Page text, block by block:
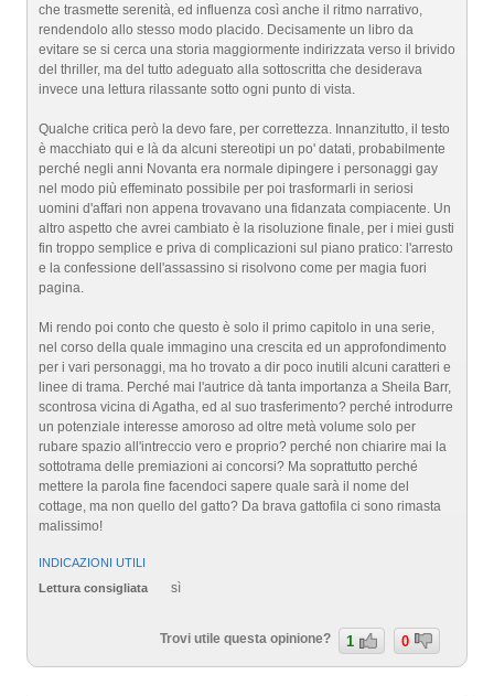
che trasmette serenità, ed influenza così anche il ritmo narrativo,
rendendolo allo stesso modo placido. Decisamente un libro da
evitare se si cerca una storia maggiormente indirizzata verso il brivido
del thriller, ma del tutto adeguato alla sottoscritta che desiderava
invece una lettura rilassante sotto ogni punto di vista.
Qualche critica però la devo fare, per correttezza. Innanzitutto, il testo
è macchiato qui e là da alcuni stereotipi un po' datati, probabilmente
perché negli anni Novanta era normale dipingere i personaggi gay
nel modo più effeminato possibile per poi trasformarli in seriosi
uomini d'affari non appena trovavano una fidanzata compiacente. Un
altro aspetto che avrei cambiato è la risoluzione finale, per i miei gusti
fin troppo semplice e priva di complicazioni sul piano pratico: l'arresto
e la confessione dell'assassino si risolvono come per magia fuori
pagina.
Mi rendo poi conto che questo è solo il primo capitolo in una serie,
nel corso della quale immagino una crescita ed un approfondimento
per i vari personaggi, ma ho trovato a dir poco inutili alcuni caratteri e
linee di trama. Perché mai l'autrice dà tanta importanza a Sheila Barr,
scontrosa vicina di Agatha, ed al suo trasferimento? perché introdurre
un potenziale interesse amoroso ad oltre metà volume solo per
rubare spazio all'intreccio vero e proprio? perché non chiarire mai la
sottotrama delle premiazioni ai concorsi? Ma soprattutto perché
mettere la parola fine facendoci sapere quale sarà il nome del
cottage, ma non quello del gatto? Da brava gattofila ci sono rimasta
malissimo!
INDICAZIONI UTILI
Lettura consigliata
sì
Trovi utile questa opinione? 1 0